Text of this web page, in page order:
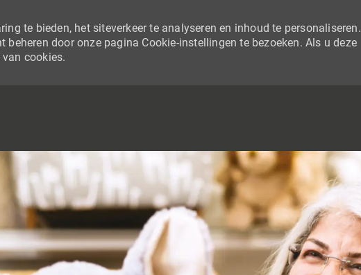
te bieden, het siteverkeer te analyseren en inhoud te personaliseren.
beheren door onze pagina Cookie-instellingen te bezoeken. Als u deze
cookies.